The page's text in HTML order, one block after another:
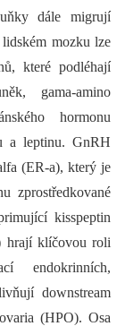
dále migrují
mozku lze
které podléhají
gama-amino
hormonu
a leptinu. GnRH
(ER-a), který je
zprostředkované
kisspeptin
hrají klíčovou roli
endokrinních,
downstream
(HPO). Osa